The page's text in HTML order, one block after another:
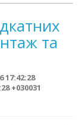
та
17:42:28
+030031